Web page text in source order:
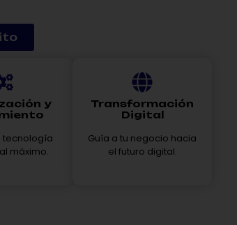
y
tecnología
máximo.
Transformación
Digital
Guía a tu negocio hacia
el futuro digital.